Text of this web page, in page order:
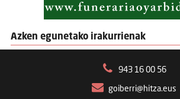
Azken egunetako irakurrienak
943 16 00 56
goiberri@hitza.eus